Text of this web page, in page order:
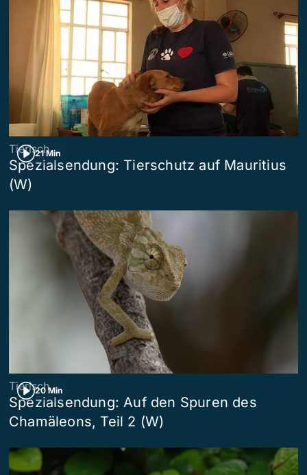
21 Min
Tierisch
Spezialsendung: Tierschutz auf Mauritius
(W)
20 Min
Tierisch
Spezialsendung: Auf den Spuren des
Chamäleons, Teil 2 (W)